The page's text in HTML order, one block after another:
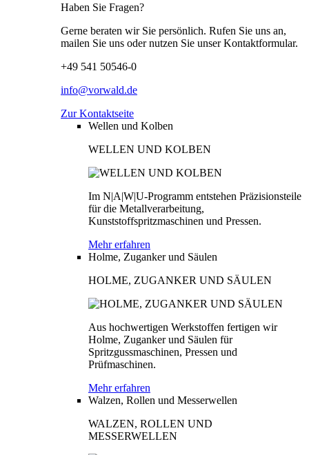
Haben Sie Fragen?
Gerne beraten wir Sie persönlich. Rufen Sie uns an,
mailen Sie uns oder nutzen Sie unser Kontaktformular.
+49 541 50546-0
info@vorwald.de
Zur Kontaktseite
Wellen und Kolben
WELLEN UND KOLBEN
Im N|A|W|U-Programm entstehen Präzisionsteile
für die Metallverarbeitung,
Kunststoffspritzmaschinen und Pressen.
Mehr erfahren
Holme, Zuganker und Säulen
HOLME, ZUGANKER UND SÄULEN
Aus hochwertigen Werkstoffen fertigen wir
Holme, Zuganker und Säulen für
Spritzgussmaschinen, Pressen und
Prüfmaschinen.
Mehr erfahren
Walzen, Rollen und Messerwellen
WALZEN, ROLLEN UND
MESSERWELLEN